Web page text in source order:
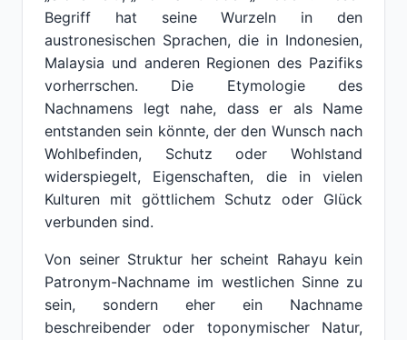
Begriff hat seine Wurzeln in den
austronesischen Sprachen, die in Indonesien,
Malaysia und anderen Regionen des Pazifiks
vorherrschen. Die Etymologie des
Nachnamens legt nahe, dass er als Name
entstanden sein könnte, der den Wunsch nach
Wohlbefinden, Schutz oder Wohlstand
widerspiegelt, Eigenschaften, die in vielen
Kulturen mit göttlichem Schutz oder Glück
verbunden sind.
Von seiner Struktur her scheint Rahayu kein
Patronym-Nachname im westlichen Sinne zu
sein, sondern eher ein Nachname
beschreibender oder toponymischer Natur,